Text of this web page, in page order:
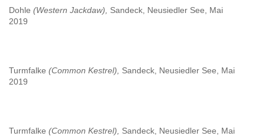
Dohle (Western Jackdaw), Sandeck, Neusiedler See, Mai
2019
Turmfalke (Common Kestrel),
Sandeck, Neusiedler See, Mai
2019
Turmfalke (Common Kestrel),
Sandeck, Neusiedler See, Mai